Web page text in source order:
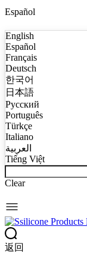
Español
English
Español
Français
Deutsch
한국어
日本語
Русский
Português
Türkçe
Italiano
العربية
Tiếng Việt
Clear
返回